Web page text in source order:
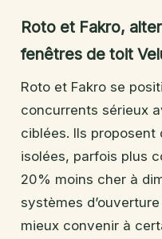
Roto et Fakro,
fenêtres de toit
Roto et Fakro se
concurrents sérieux
ciblées. Ils
isolées, parfois plus
20% moins cher à
systèmes
mieux convenir à